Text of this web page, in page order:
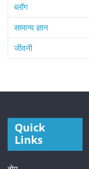
ब्लॉग
सामान्य ज्ञान
जीवनी
Quick
Links